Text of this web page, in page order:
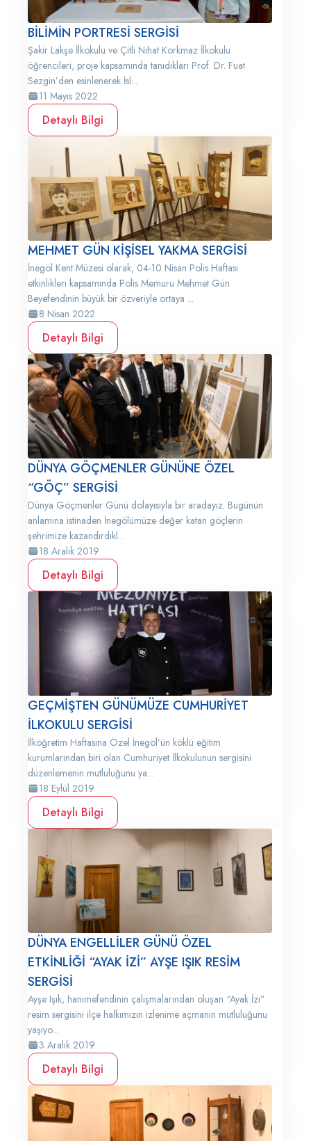
BİLİMİN PORTRESİ SERGİSİ
Şakir Lakşe İlkokulu ve Çitli Nihat Korkmaz İlkokulu
öğrencileri, proje kapsamında tanıdıkları Prof. Dr. Fuat
Sezgin’den esinlenerek İsl...
11 Mayıs 2022
Detaylı Bilgi
MEHMET GÜN KİŞİSEL YAKMA SERGİSİ
İnegöl Kent Müzesi olarak, 04-10 Nisan Polis Haftası
etkinlikleri kapsamında Polis Memuru Mehmet Gün
Beyefendinin büyük bir özveriyle ortaya ...
8 Nisan 2022
Detaylı Bilgi
DÜNYA GÖÇMENLER GÜNÜNE ÖZEL
“GÖÇ” SERGİSİ
Dünya Göçmenler Günü dolayısıyla bir aradayız. Bugünün
anlamına istinaden İnegölümüze değer katan göçlerin
şehrimize kazandırdıkl...
18 Aralık 2019
Detaylı Bilgi
GEÇMİŞTEN GÜNÜMÜZE CUMHURİYET
İLKOKULU SERGİSİ
İlköğretim Haftasına Özel İnegöl’ün köklü eğitim
kurumlarından biri olan Cumhuriyet İlkokulunun sergisini
düzenlemenin mutluluğunu ya...
18 Eylül 2019
Detaylı Bilgi
DÜNYA ENGELLİLER GÜNÜ ÖZEL
ETKİNLİĞİ “AYAK İZİ” AYŞE IŞIK RESİM
SERGİSİ
Ayşe Işık, hanımefendinin çalışmalarından oluşan “Ayak İzi”
resim sergisini ilçe halkımızın izlenime açmanın mutluluğunu
yaşıyo...
3 Aralık 2019
Detaylı Bilgi